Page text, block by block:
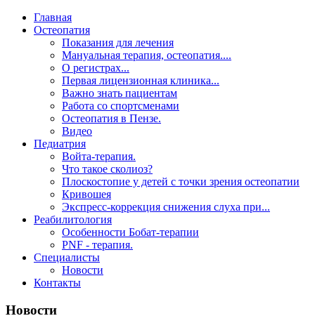
Главная
Остеопатия
Показания для лечения
Мануальная терапия, остеопатия....
О регистрах...
Первая лицензионная клиника...
Важно знать пациентам
Работа со спортсменами
Остеопатия в Пензе.
Видео
Педиатрия
Войта-терапия.
Что такое сколиоз?
Плоскостопие у детей с точки зрения остеопатии
Кривошея
Экспресс-коррекция снижения слуха при...
Реабилитология
Особенности Бобат-терапии
PNF - терапия.
Специалисты
Новости
Контакты
Новости